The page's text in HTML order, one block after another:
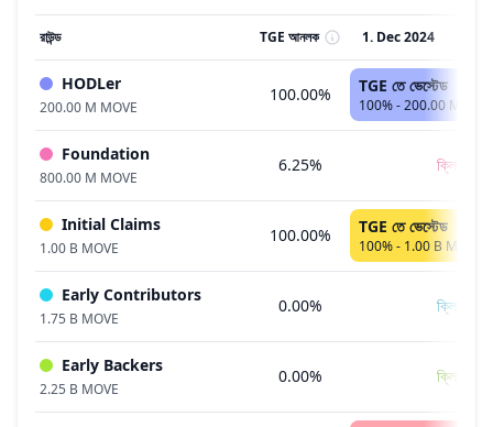
রাউন্ড TGE আনলক 1. Dec 2024
HODLer
200.00 M MOVE
100.00% TGE তে ভেস্টেড
100% - 200.00 M
Foundation
800.00 M MOVE
6.25% ক্লিফ
Initial Claims
1.00 B MOVE
100.00% TGE তে ভেস্টেড
100% - 1.00 B MOVE
Early Contributors
1.75 B MOVE
0.00% ক্লিফ
Early Backers
2.25 B MOVE
0.00% ক্লিফ